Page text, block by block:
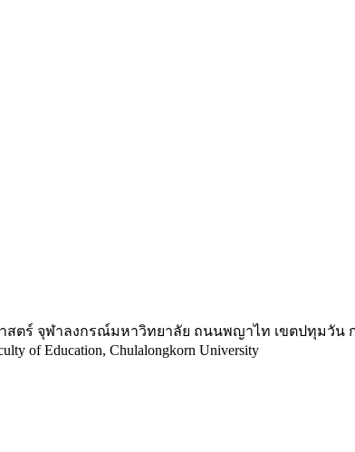
ตร์ จุฬาลงกรณ์มหาวิทยาลัย ถนนพญาไท เขตปทุมวัน ก
of Education, Chulalongkorn University